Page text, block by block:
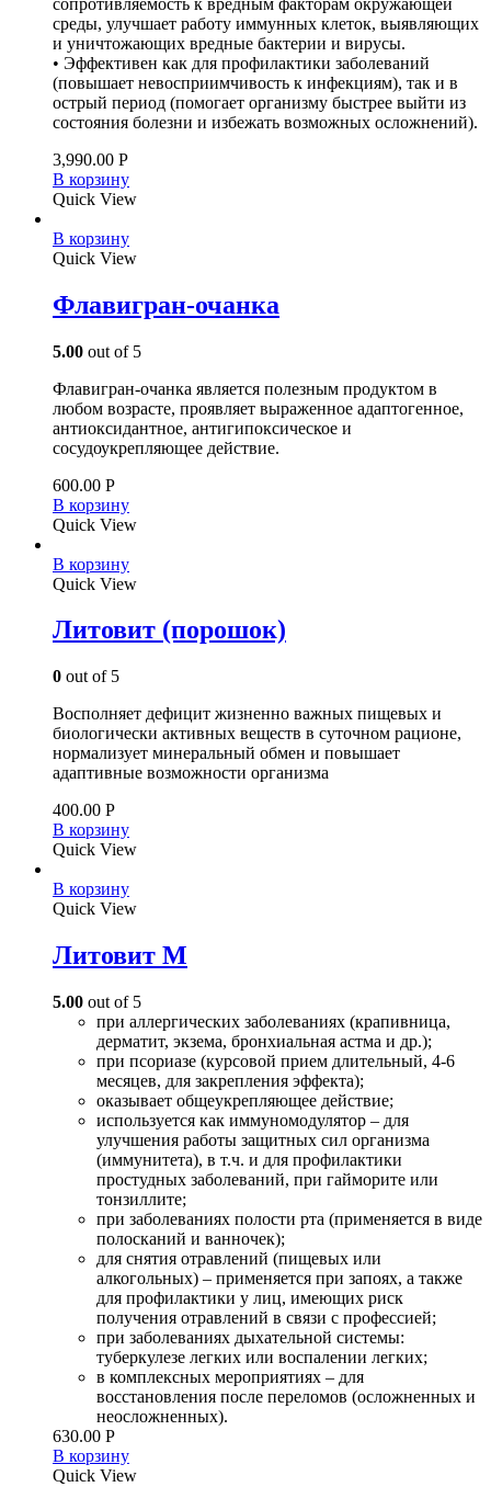
среды, улучшает работу иммунных клеток, выявляющих
и уничтожающих вредные бактерии и вирусы.
• Эффективен как для профилактики заболеваний
(повышает невосприимчивость к инфекциям), так и в
острый период (помогает организму быстрее выйти из
состояния болезни и избежать возможных осложнений).
3,990.00 Р
В корзину
Quick View
В корзину
Quick View
Флавигран-очанка
5.00 out of 5
Флавигран-очанка является полезным продуктом в
любом возрасте, проявляет выраженное адаптогенное,
антиоксидантное, антигипоксическое и
сосудоукрепляющее действие.
600.00 Р
В корзину
Quick View
В корзину
Quick View
Литовит (порошок)
0 out of 5
Восполняет дефицит жизненно важных пищевых и
биологически активных веществ в суточном рационе,
нормализует минеральный обмен и повышает
адаптивные возможности организма
400.00 Р
В корзину
Quick View
В корзину
Quick View
Литовит М
5.00 out of 5
при аллергических заболеваниях (крапивница,
дерматит, экзема, бронхиальная астма и др.);
при псориазе (курсовой прием длительный, 4-6
месяцев, для закрепления эффекта);
оказывает общеукрепляющее действие;
используется как иммуномодулятор – для
улучшения работы защитных сил организма
(иммунитета), в т.ч. и для профилактики
простудных заболеваний, при гайморите или
тонзиллите;
при заболеваниях полости рта (применяется в виде
полосканий и ванночек);
для снятия отравлений (пищевых или
алкогольных) – применяется при запоях, а также
для профилактики у лиц, имеющих риск
получения отравлений в связи с профессией;
при заболеваниях дыхательной системы:
туберкулезе легких или воспалении легких;
в комплексных мероприятиях – для
восстановления после переломов (осложненных и
неосложненных).
630.00 Р
В корзину
Quick View